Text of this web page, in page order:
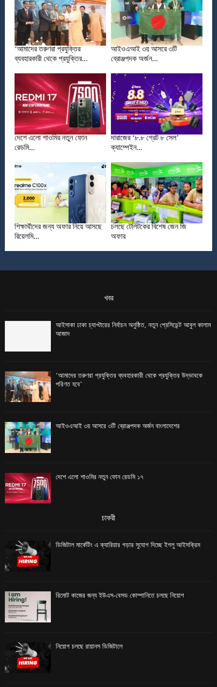
‘আমাদের তরুণরা প্রযুক্তির
ব্যবহারকারী থেকে প্রযুক্তির...
আইওএআই ৩য় আসরে ৩টি
ব্রোঞ্জপদক অর্জন...
দেশে এলো শাওমির নতুন ফোন
রেডমি...
দারাজের ‘৮.৮ গ্রেট ৮ সেল’
ক্যাম্পেইন...
শিক্ষার্থীদের জন্য অফার নিয়ে আসছে
রিয়েলমি...
চলছে টেলিটকের বিশেষ জেন জি
অফার
খবর
আইসাকা ঢাকা চ্যাপ্টারের নির্বাচন অনুষ্ঠিত, নতুন প্রেসিডেন্ট আবুল কালাম
আজাদ
‘আমাদের তরুণরা প্রযুক্তির ব্যবহারকারী থেকে প্রযুক্তির উদ্ভাবকে
পরিণত হবে’
আইওএআই ৩য় আসরে ৩টি ব্রোঞ্জপদক অর্জন বাংলাদেশের
দেশে এলো শাওমির নতুন ফোন রেডমি ১৭
চাকরী
ডিজিটাল মার্কেটিং এ ক্যারিয়ার গড়ার সুযোগ দিচ্ছে ইগলু আইসক্রিম
রিমোট কাজের জন্য ইউএস-বেসড কোম্পানিতে চলছে নিয়োগ
নিয়োগ চলছে রায়ানস ডিজিটালে